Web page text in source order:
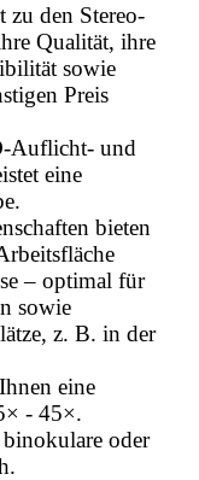
den Stereo-
Qualität, ihre
sowie
Preis
Auflicht- und
eine
bieten
– optimal für
sowie
z. B. in der
eine
- 45×.
oder